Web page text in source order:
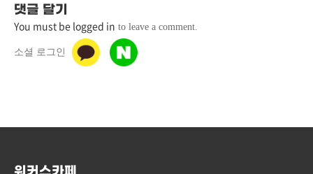
댓글 달기
You must be logged in to leave a comment.
소셜 로그인